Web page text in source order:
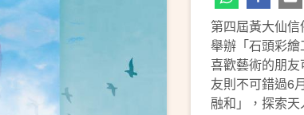
第四屆黃大仙
舉辦「石頭彩
喜歡藝術的朋
友則不可錯過6
融和」，探索天